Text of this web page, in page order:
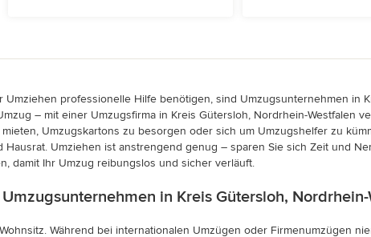
professionelle Hilfe benötigen, sind Umzugsunternehmen in
– mit einer Umzugsfirma in Kreis Gütersloh, Nordrhein-Westfalen
Umzugskartons zu besorgen oder sich um Umzugshelfer zu
Umziehen ist anstrengend genug – sparen Sie sich Zeit und
damit Ihr Umzug reibungslos und sicher verläuft.
in Kreis Gütersloh,
Während bei internationalen Umzügen oder Firmenumzügen